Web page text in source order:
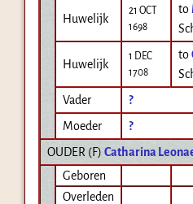
Huwelijk
21 OCT
1698
to
Huwelijk
1 DEC
1708
to
Vader
?
Moeder
?
OUDER (F) Catharina
Geboren
Overleden